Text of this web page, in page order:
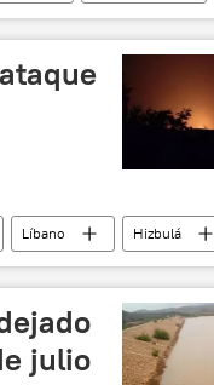
Líbano
Hizbulá
julio